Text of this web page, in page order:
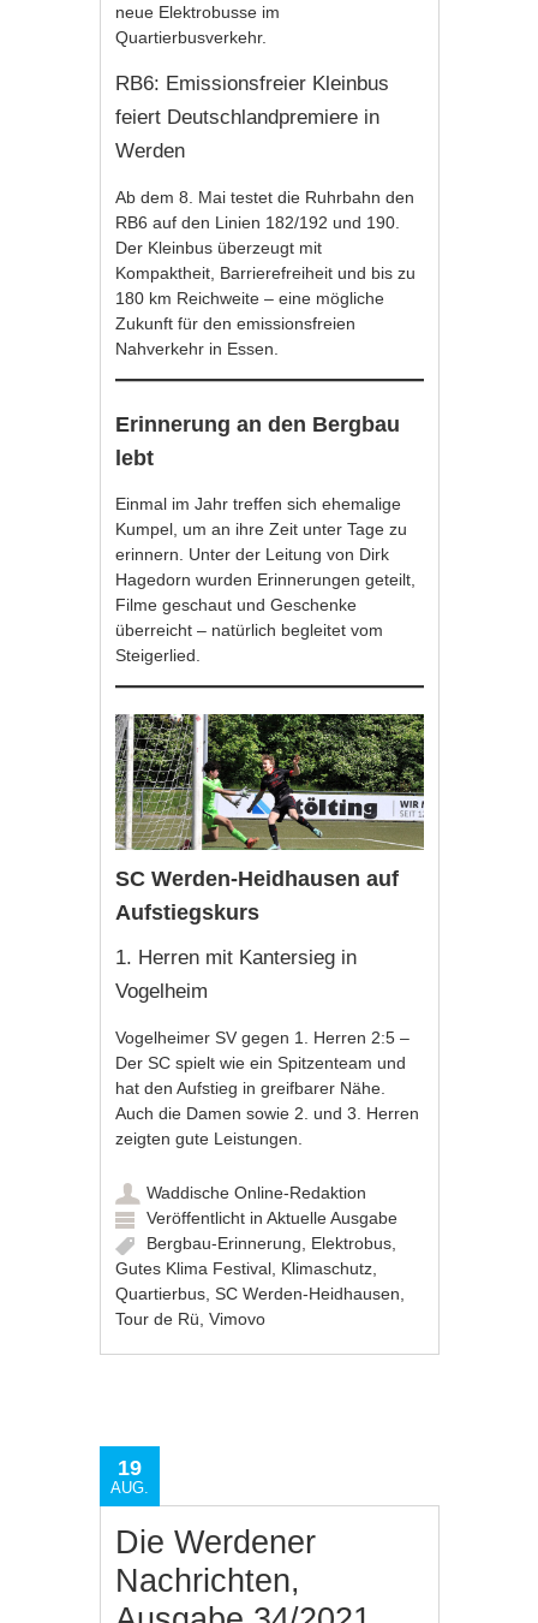
neue Elektrobusse im
Quartierbusverkehr.
RB6: Emissionsfreier Kleinbus
feiert Deutschlandpremiere in
Werden
Ab dem 8. Mai testet die Ruhrbahn den
RB6 auf den Linien 182/192 und 190.
Der Kleinbus überzeugt mit
Kompaktheit, Barrierefreiheit und bis zu
180 km Reichweite – eine mögliche
Zukunft für den emissionsfreien
Nahverkehr in Essen.
Erinnerung an den Bergbau
lebt
Einmal im Jahr treffen sich ehemalige
Kumpel, um an ihre Zeit unter Tage zu
erinnern. Unter der Leitung von Dirk
Hagedorn wurden Erinnerungen geteilt,
Filme geschaut und Geschenke
überreicht – natürlich begleitet vom
Steigerlied.
SC Werden-Heidhausen auf
Aufstiegskurs
1. Herren mit Kantersieg in
Vogelheim
Vogelheimer SV gegen 1. Herren 2:5 –
Der SC spielt wie ein Spitzenteam und
hat den Aufstieg in greifbarer Nähe.
Auch die Damen sowie 2. und 3. Herren
zeigten gute Leistungen.
Waddische Online-Redaktion
Veröffentlicht inAktuelle Ausgabe
Bergbau-Erinnerung, Elektrobus,
Gutes Klima Festival, Klimaschutz,
Quartierbus,SC Werden-Heidhausen,
Tour de Rü,Vimovo
19
AUG.
Die Werdener
Nachrichten,